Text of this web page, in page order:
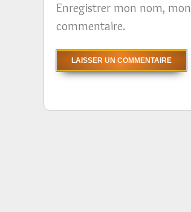
Enregistrer mon nom,
commentaire.